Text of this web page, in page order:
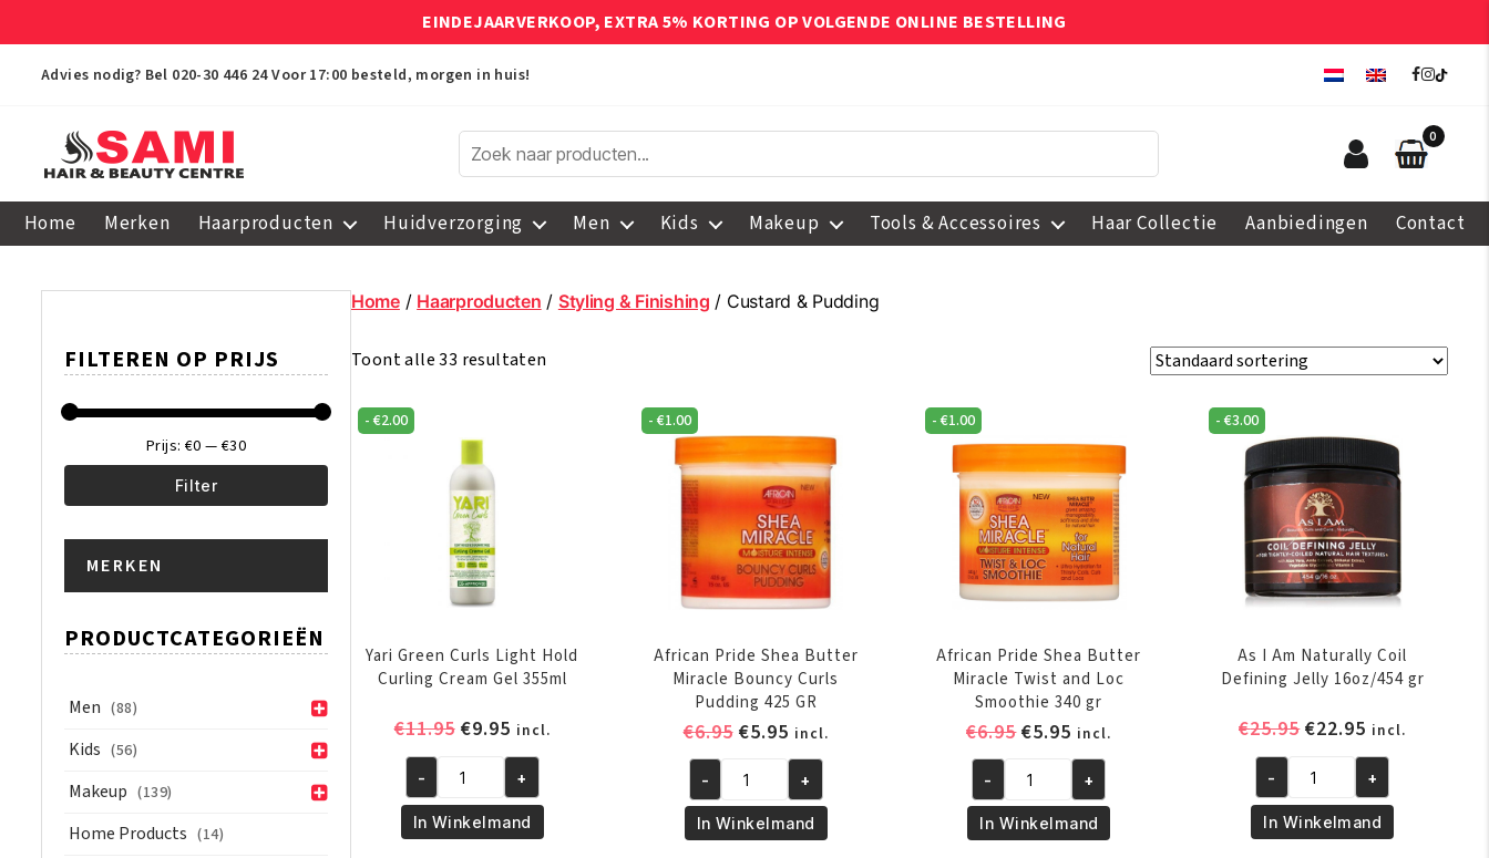
EINDEJAARVERKOOP, EXTRA 5% KORTING OP VOLGENDE ONLINE BESTELLING
Advies nodig? Bel 020-30 446 24 Voor 17:00 besteld, morgen in huis!
Hair
Beauty
0
Home Merken Haarproducten Huidverzorging Men Kids Makeup Tools & Accessoires Haar Collectie Aanbiedingen Contact
FILTEREN OP PRIJS
Filter
Prijs: €0 — €30
MERKEN
PRODUCTCATEGORIEËN
Men (88)
Kids (56)
Makeup (139)
Home Products (14)
Home/ Haarproducten / Styling & Finishing / Custard & Pudding
Toont alle 33 resultaten
- €2.00
Yari Green Curls Light Hold
Curling Cream Gel 355ml
€11.95 Oorspronkelijke
was:
€11.95.
€9.95Huidige
prijs
is:
€9.95.
incl.
Yari
Green
Curls
- +
In Winkelmand
- €1.00
African Pride Shea Butter
Miracle Bouncy Curls
Pudding 425 GR
€6.95 Oorspronkelijke
was:
€6.95.
€5.95Huidige
prijs
is:
€5.95.
incl.
African
Pride
Shea
- +
In Winkelmand
- €1.00
African Pride Shea Butter
Miracle Twist and Loc
Smoothie 340 gr
€6.95Oorspronkelijke
was:
€6.95.
€5.95 Huidige
prijs
is:
€5.95.
incl.
African
Pride
Shea
- +
In Winkelmand
- €3.00
As I Am Naturally Coil
Defining Jelly 16oz/454 gr
€25.95Oorspronkelijke
was:
€25.95.
€22.95 Huidige
prijs
is:
€22.95.
incl.
As
Am
- +
In Winkelmand